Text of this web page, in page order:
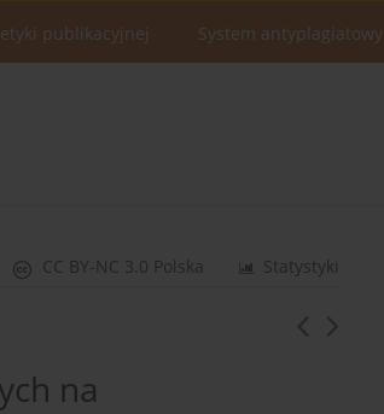
publikacyjnej System antyplagiatowy
Statystyki
CC BY-NC 3.0 Polska
na